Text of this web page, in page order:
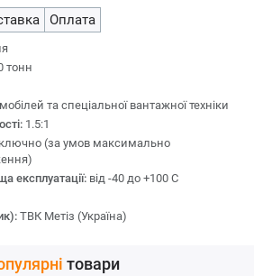
Оплата
тонн
та спеціальної вантажної техніки
1.5:1
(за умов максимально
експлуатації: від -40 до +100 С
ТВК Метіз (Україна)
товари